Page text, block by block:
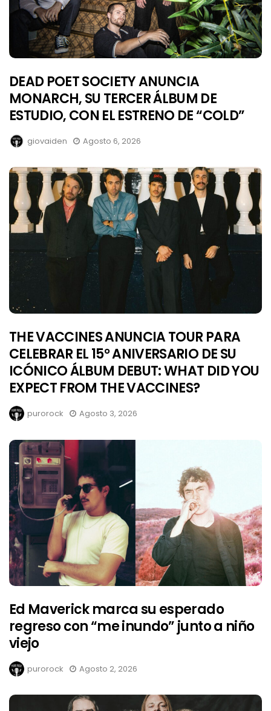
DEAD POET SOCIETY ANUNCIA
MONARCH, SU TERCER ÁLBUM DE
ESTUDIO, CON EL ESTRENO DE “COLD”
giovaiden Agosto 6, 2026
THE VACCINES ANUNCIA TOUR PARA
CELEBRAR EL 15° ANIVERSARIO DE SU
ICÓNICO ÁLBUM DEBUT: WHAT DID YOU
EXPECT FROM THE VACCINES?
purorock Agosto 3, 2026
Ed Maverick marca su esperado
regreso con “me inundo” junto a niño
viejo
purorock Agosto 2, 2026